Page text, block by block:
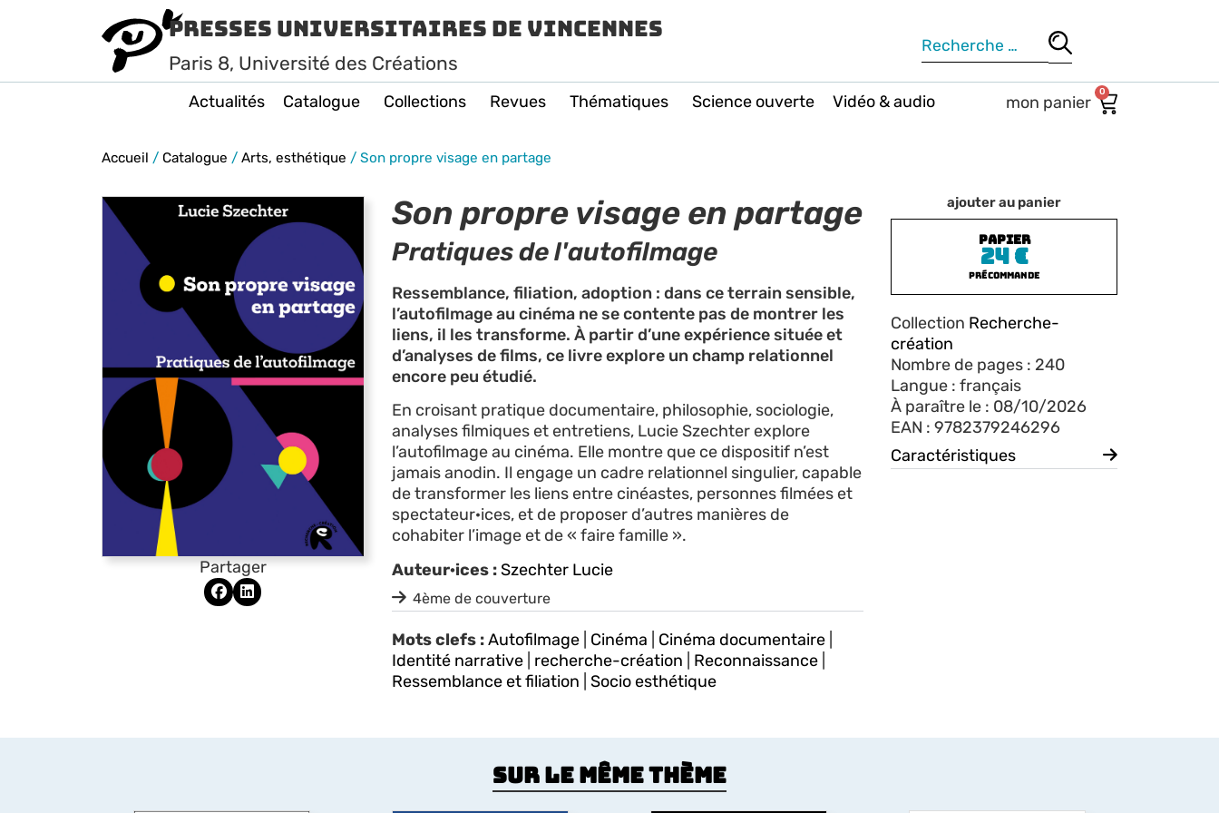
Presses Universitaires de Vincennes
Paris 8, Université des Créations
Actualités Catalogue Collections Revues Thématiques Science ouverte Vidéo & audio 0
Accueil / Catalogue / Arts, esthétique / Son propre visage en partage
Partager
Son propre visage en partage
Pratiques de l'autofilmage
Ressemblance, filiation, adoption : dans ce terrain sensible,
l’autofilmage au cinéma ne se contente pas de montrer les
liens, il les transforme. À partir d’une expérience située et
d’analyses de films, ce livre explore un champ relationnel
encore peu étudié.
En croisant pratique documentaire, philosophie, sociologie,
analyses filmiques et entretiens, Lucie Szechter explore
l’autofilmage au cinéma. Elle montre que ce dispositif n’est
jamais anodin. Il engage un cadre relationnel singulier, capable
de transformer les liens entre cinéastes, personnes filmées et
spectateur·ices, et de proposer d’autres manières de
cohabiter l’image et de « faire famille ».
Auteur·ices :Szechter Lucie
4ème de couverture
Mots clefs :Autofilmage| Cinéma Cinéma documentaire|
Identité narrative| recherche-création Reconnaissance|
Ressemblance et filiation Socio esthétique
ajouter au panier
PAPIER
24€
Précommande
Collection Recherche-
création
Nombre de pages : 240
Langue : français
À paraître le : 08/10/2026
EAN : 9782379246296
Caractéristiques
Sur le même thème